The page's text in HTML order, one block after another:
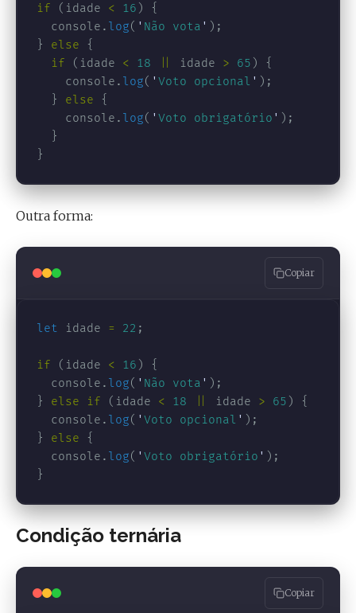
if ( idade < 16 )
{
console . log( ' Não vota ' );
}
else
{
if
( idade < 18 idade > 65 )
{
console . log( ' Voto opcional ' );
}
else
{
console . log( ' Voto obrigatório ' );
}
}
Outra forma:
Copiar
let idade = 22 ;
if ( idade < 16 )
{
console . log( ' Não vota ' );
}
else if ( idade < 18 idade > 65 )
{
console . log( ' Voto opcional ' );
}
else
{
console . log( ' Voto obrigatório ' );
}
Condição ternária
Copiar